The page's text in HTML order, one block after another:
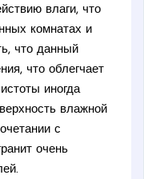
влаги, что
комнатах и
что данный
что облегчает
иногда
влажной
с
очень